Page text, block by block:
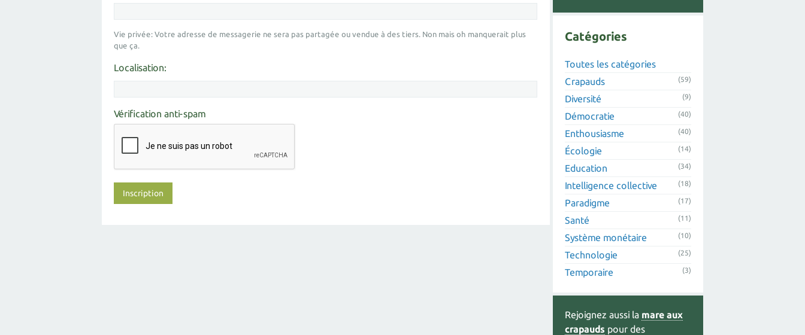
Vie privée: Votre adresse de messagerie ne sera pas partagée ou vendue à des tiers. Non mais oh manquerait plus
que ça.
Localisation:
Vérification anti-spam
Catégories
Toutes les catégories
Crapauds
(59)
Diversité (9)
Démocratie (40)
Enthousiasme (40)
Écologie (14)
Education (34)
Intelligence collective (18)
Paradigme (17)
Santé (11)
Système monétaire (10)
Technologie (25)
Temporaire (3)
Rejoignez aussi la mare aux
crapauds pour des